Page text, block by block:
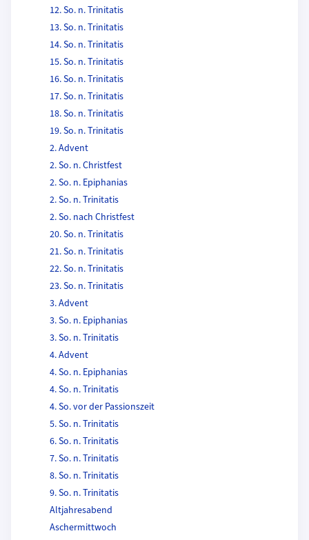
12. So. n. Trinitatis
13. So. n. Trinitatis
14. So. n. Trinitatis
15. So. n. Trinitatis
16. So. n. Trinitatis
17. So. n. Trinitatis
18. So. n. Trinitatis
19. So. n. Trinitatis
2. Advent
2. So. n. Christfest
2. So. n. Epiphanias
2. So. n. Trinitatis
2. So. nach Christfest
20. So. n. Trinitatis
21. So. n. Trinitatis
22. So. n. Trinitatis
23. So. n. Trinitatis
3. Advent
3. So. n. Epiphanias
3. So. n. Trinitatis
4. Advent
4. So. n. Epiphanias
4. So. n. Trinitatis
4. So. vor der Passionszeit
5. So. n. Trinitatis
6. So. n. Trinitatis
7. So. n. Trinitatis
8. So. n. Trinitatis
9. So. n. Trinitatis
Altjahresabend
Aschermittwoch